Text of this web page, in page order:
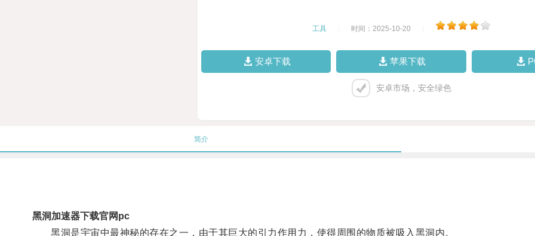
工具 时间：2025-10-20
安卓下载 苹果下载
安卓市场，安全绿色
简介
黑洞加速器下载官网pc
黑洞是宇宙中最神秘的存在之一，由于其巨大的引力作用力，使得周围的物质被吸入黑洞内。